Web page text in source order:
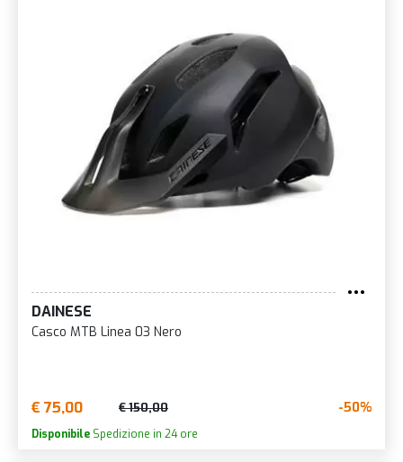
DAINESE
Casco MTB Linea 03 Nero
€ 75,00 € 150,00 -50%
Disponibile Spedizione in 24 ore